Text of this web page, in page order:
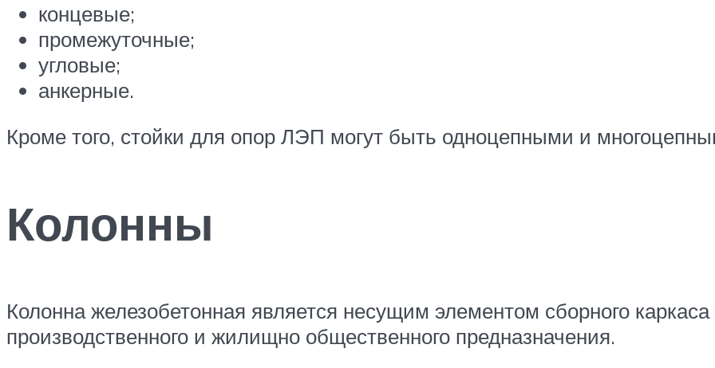
концевые;
промежуточные;
угловые;
анкерные.
Кроме того, стойки для опор ЛЭП могут быть одноцепными и
Колонны
Колонна железобетонная является несущим элементом сборного
производственного и жилищно общественного предназначения.